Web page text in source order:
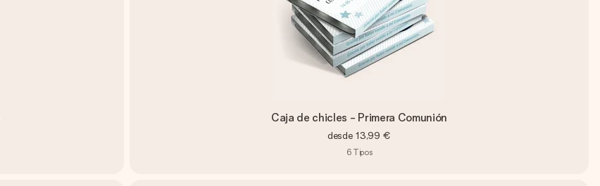
Caja de chicles - Primera Comunión
desde 13,99 €
6 Tipos